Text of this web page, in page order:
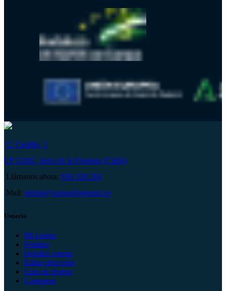
C/ Castilla, 1
CP 11402, Jerez de la Frontera (Cádiz)
Llámanos ahora: 956 320 284
Mail: tienda@carruseljuguetes.es
Usuario
Mi cuenta
Pedidos
Detalles cuenta
Editar dirección
Lista de deseos
Comparar